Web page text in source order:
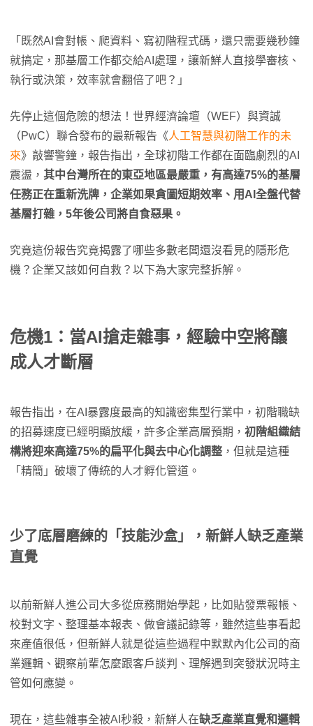
「既然AI會對帳、爬資料、寫初階程式碼，還只需要幾秒鐘
就搞定，那基層工作都交給AI處理，讓新鮮人直接學審核、
執行或決策，效率就會翻倍了吧？」
先停止這個危險的想法！世界經濟論壇（WEF）與資誠
（PwC）聯合發布的最新報告《人工智慧與初階工作的未
來》敲響警鐘，報告指出，全球初階工作都在面臨劇烈的AI
震盪， 其中台灣所在的東亞地區最嚴重，有高達75%的基層
任務正在重新洗牌，企業如果貪圖短期效率、用AI全盤代替
基層打雜，5年後公司將自食惡果。
究竟這份報告究竟揭露了哪些多數老闆還沒看見的隱形危
機？企業又該如何自救？以下為大家完整拆解。
危機1：當AI搶走雜事，經驗中空將釀
成人才斷層
報告指出，在AI暴露度最高的知識密集型行業中，初階職缺
的招募速度已經明顯放緩，許多企業高層預期， 初階組織結
構將迎來高達75%的扁平化與去中心化調整 ，但就是這種
「精簡」破壞了傳統的人才孵化管道。
少了底層磨練的「技能沙盒」，新鮮人缺乏產業
直覺
以前新鮮人進公司大多從庶務開始學起，比如貼發票報帳、
校對文字、整理基本報表、做會議記錄等，雖然這些事看起
來產值很低，但新鮮人就是從這些過程中默默內化公司的商
業邏輯、觀察前輩怎麼跟客戶談判、理解遇到突發狀況時主
管如何應變。
現在，這些雜事全被AI秒殺，新鮮人在缺乏產業直覺和邏輯